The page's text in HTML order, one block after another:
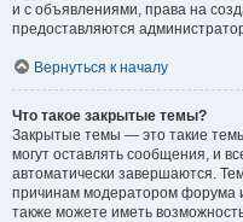
и с объявлениями, права на
предоставляются
Вернуться к началу
Что такое закрытые темы?
Закрытые темы — это такие
могут оставлять сообщения, и
автоматически завершаются.
причинам модератором форума
также можете иметь